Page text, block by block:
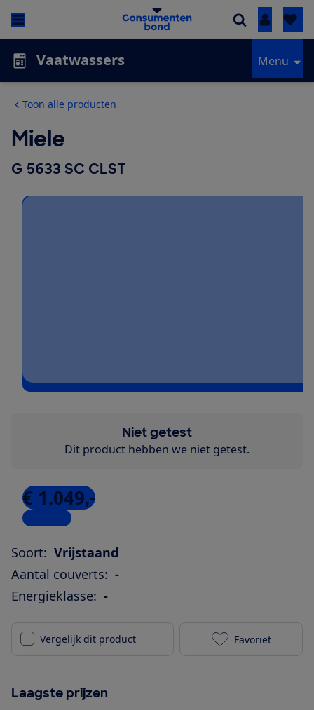
Inloggen
Vaatwassers Menu
Toon alle producten
Miele
G 5633 SC CLST
Niet getest
Dit product hebben we niet getest.
€ 1.049,-
2 winkels
Soort: Vrijstaand
Aantal couverts: -
Energieklasse: -
Vergelijk dit product Miele G 5633
Favoriet
Laagste prijzen